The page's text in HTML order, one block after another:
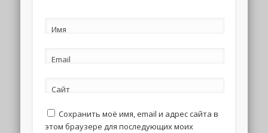
Имя
Email
Сайт
Сохранить моё имя, email и адрес сайта в
этом браузере для последующих моих